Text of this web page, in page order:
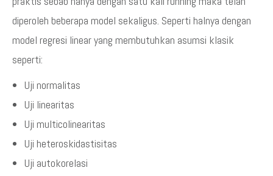
diperoleh beberapa model sekaligus. Seperti halnya dengan
model regresi linear yang membutuhkan asumsi klasik
seperti:
Uji normalitas
Uji linearitas
Uji multicolinearitas
Uji heteroskidastisitas
Uji autokorelasi